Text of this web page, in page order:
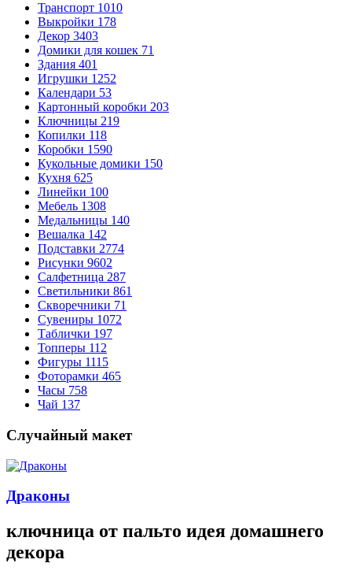
Транспорт 1010
Выкройки 178
Декор 3403
Домики для кошек 71
Здания 401
Игрушки 1252
Календари 53
Картонный коробки 203
Ключницы 219
Копилки 118
Коробки 1590
Кукольные домики 150
Кухня 625
Линейки 100
Мебель 1308
Медальницы 140
Вешалка 142
Подставки 2774
Рисунки 9602
Салфетница 287
Светильники 861
Скворечники 71
Сувениры 1072
Таблички 197
Топперы 112
Фигуры 1115
Фоторамки 465
Часы 758
Чай 137
Случайный макет
Драконы
ключница от пальто идея домашнего
декора